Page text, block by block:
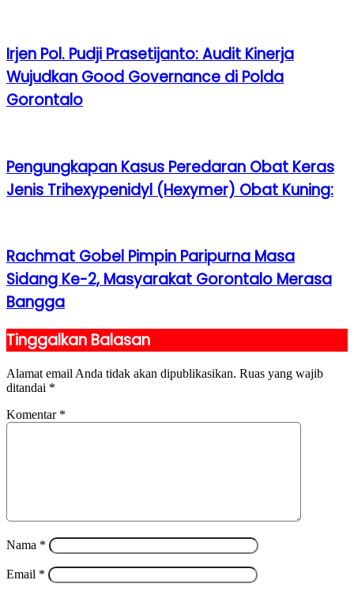
Irjen Pol. Pudji Prasetijanto: Audit Kinerja
Wujudkan Good Governance di Polda
Gorontalo
Pengungkapan Kasus Peredaran Obat Keras
Jenis Trihexypenidyl (Hexymer) Obat Kuning:
Rachmat Gobel Pimpin Paripurna Masa
Sidang Ke-2, Masyarakat Gorontalo Merasa
Bangga
Tinggalkan Balasan
Alamat email Anda tidak akan dipublikasikan. Ruas yang wajib
ditandai *
Komentar *
Nama *
Email *